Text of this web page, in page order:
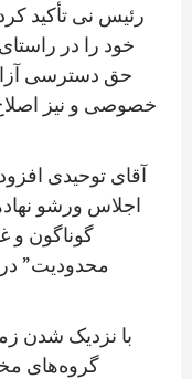
رئیس نی تأکید
خود را در
حق دسترسی
خصوصی و نیز اصلاح
آقای توحیدی
اجلاس ورشو
گوناگون و
محدودیت” در
با نزدیک شدن
گروه‌های